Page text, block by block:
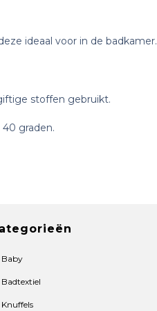
ideaal voor in de badkamer.
stoffen gebruikt.
graden.
Baby
Badtextiel
Knuffels